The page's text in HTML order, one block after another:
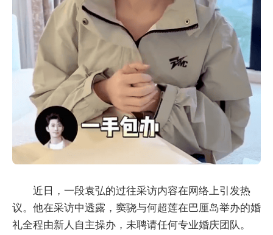
近日，一段袁弘的过往采访内容在网络上引发热
议。他在采访中透露，窦骁与何超莲在巴厘岛举办的婚
礼全程由新人自主操办，未聘请任何专业婚庆团队。